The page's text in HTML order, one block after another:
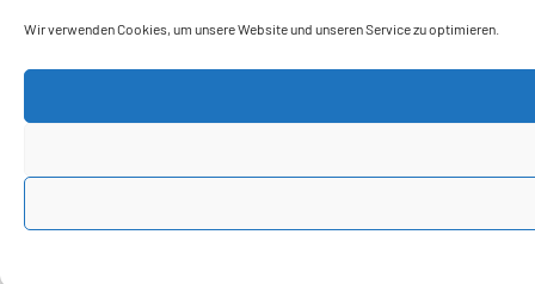
Wir verwenden Cookies, um unsere Website und unseren Service zu optimieren.